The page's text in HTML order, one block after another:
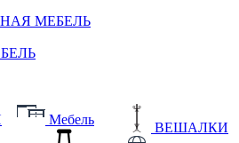
МЕБЕЛЬ
Мебель
ВЕШАЛКИ